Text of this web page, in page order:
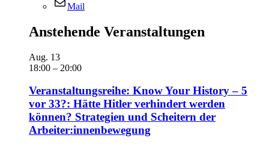
Mail
Anstehende Veranstaltungen
Aug. 13
18:00 – 20:00
Veranstaltungsreihe: Know Your History – 5
vor 33?: Hätte Hitler verhindert werden
können? Strategien und Scheitern der
Arbeiter:innenbewegung